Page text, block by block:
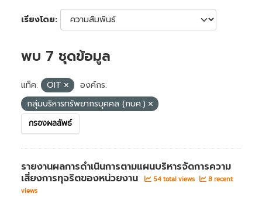
เรียงโดย
พบ 7 ชุดข้อมูล
แท็ค: OIT
องค์กร:
กลุ่มบริหารทรัพยากรบุคคล (กบค.)
กรองผลลัพธ์
รายงานผลการดำเนินการตามแผนบริหารจัดการความ
เสี่ยงการทุจริตของหน่วยงาน
54 total views
8 recent
views